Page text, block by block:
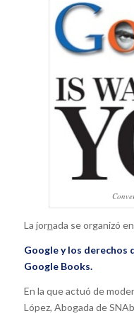
La jornada se organizó
Google y los derechos
Google Books.
En la que actuó de
López, Abogada de